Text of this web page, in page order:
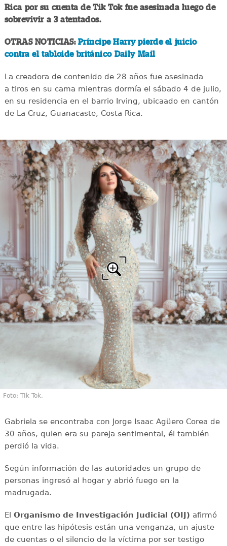
Rica por su cuenta de Tik Tok fue asesinada luego de
sobrevivir a 3 atentados.
OTRAS NOTICIAS:Príncipe Harry pierde el juicio
contra el tabloide británico Daily Mail
La creadora de contenido de 28 años fue asesinada
a tiros en su cama mientras dormía el sábado 4 de julio,
en su residencia en el barrio Irving, ubicaado en cantón
de La Cruz, Guanacaste, Costa Rica.
Foto: TIk Tok.
Gabriela se encontraba con Jorge Isaac Agüero Corea de
30 años, quien era su pareja sentimental, él también
perdió la vida.
Según información de las autoridades un grupo de
personas ingresó al hogar y abrió fuego en la
madrugada.
El Organismo de Investigación Judicial (OIJ) afirmó
que entre las hipótesis están una venganza, un ajuste
de cuentas o el silencio de la víctima por ser testigo